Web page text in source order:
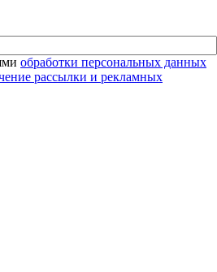
обработки персональных данных
рассылки и рекламных